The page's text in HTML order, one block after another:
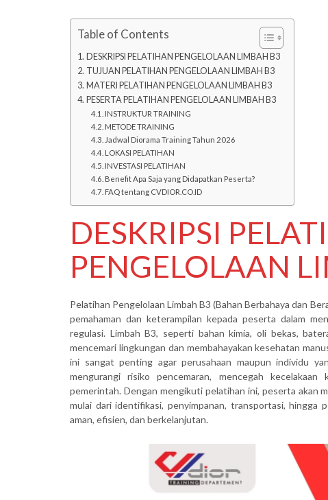
Table of Contents
DESKRIPSI PELATIHAN PENGELOLAAN LIMBAH B3
TUJUAN PELATIHAN PENGELOLAAN LIMBAH B3
MATERI PELATIHAN PENGELOLAAN LIMBAH B3
PESERTA PELATIHAN PENGELOLAAN LIMBAH B3
INSTRUKTUR TRAINING
METODE TRAINING
Jadwal Diorama Training Tahun 2026
LOKASI PELATIHAN
INVESTASI PELATIHAN
Benefit Apa Saja yang Didapatkan Peserta?
FAQ tentang CVDIOR.CO.ID
DESKRIPSI
PENGELOLAAN
Pelatihan Pengelolaan Limbah B3 (Bahan Berbahaya dan
pemahaman dan keterampilan kepada peserta dalam
regulasi. Limbah B3, seperti bahan kimia, oli bekas,
mencemari lingkungan dan membahayakan kesehatan
ini sangat penting agar perusahaan maupun individu
mengurangi risiko pencemaran, mencegah
pemerintah. Dengan mengikuti pelatihan ini, peserta akan
mulai dari identifikasi, penyimpanan, transportasi, hingga
aman, efisien, dan berkelanjutan.